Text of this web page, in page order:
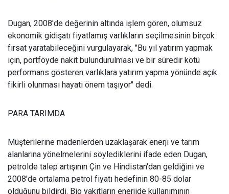
Dugan, 2008'de değerinin altında işlem gören, olumsuz
ekonomik gidişatı fiyatlamış varlıkların seçilmesinin birçok
fırsat yaratabileceğini vurgulayarak, "Bu yıl yatırım yapmak
için, portföyde nakit bulundurulması ve bir süredir kötü
performans gösteren varlıklara yatırım yapma yönünde açık
fikirli olunması hayati önem taşıyor" dedi.
PARA TARIMDA
Müşterilerine madenlerden uzaklaşarak enerji ve tarım
alanlarına yönelmelerini söylediklerini ifade eden Dugan,
petrolde talep artışının Çin ve Hindistan'dan geldiğini ve
2008'de ortalama petrol fiyatı hedefinin 80-85 dolar
olduğunu bildirdi. Bio yakıtların enerjide kullanımının